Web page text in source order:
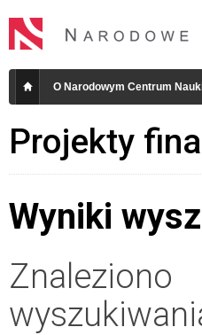
O Narodowym Centrum
Projekty
Wyniki